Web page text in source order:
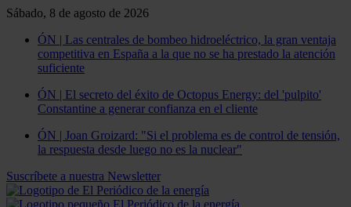
Sábado, 8 de agosto de 2026
ÓN | Las centrales de bombeo hidroeléctrico, la gran ventaja
competitiva en España a la que no se ha prestado la atención
suficiente
ÓN | El secreto del éxito de Octopus Energy: del 'pulpito'
Constantine a generar confianza en el cliente
ÓN | Joan Groizard: "Si el problema es de control de tensión,
la respuesta desde luego no es la nuclear"
Suscríbete a nuestra Newsletter